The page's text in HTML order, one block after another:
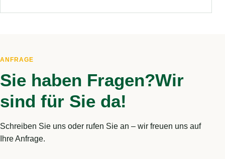
ANFRAGE
Sie haben Fragen?Wir
sind für Sie da!
Schreiben Sie uns oder rufen Sie an – wir freuen uns auf
Ihre Anfrage.